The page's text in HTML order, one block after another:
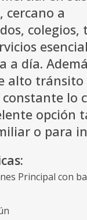
cercano a
a día.
alto tránsito
lo
opción
o para
Principal con